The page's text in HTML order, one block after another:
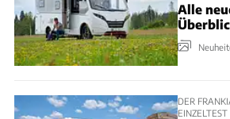
Alle
DER
EINZELTEST